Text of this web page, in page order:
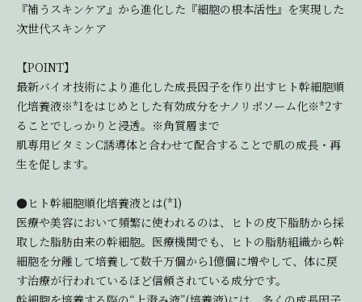
『補うスキンケア』から進化した『細胞の根本活性』を実現した
次世代スキンケア
【POINT】
最新バイオ技術により進化した成長因子を作り出すヒト幹細胞順
化培養液※*1をはじめとした有効成分をナノリポソーム化※*2す
ることでしっかりと浸透。※角質層まで
肌専用ビタミンC誘導体と合わせて配合することで肌の成長・再
生を促します。
●ヒト幹細胞順化培養液とは(*1)
医療や美容において頻繁に使われるのは、ヒトの皮下脂肪から採
取した脂肪由来の幹細胞。医療機関でも、ヒトの脂肪組織から幹
細胞を分離して培養して数千万個から1億個に増やして、体に戻
す治療が行われているほど信頼されている成分です。